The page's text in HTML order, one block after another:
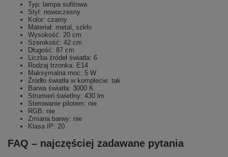
Typ: lampa sufitowa
Styl: nowoczesny
Kolor: czarny
Materiał: metal, szkło
Wysokość: 20 cm
Szerokość: 42 cm
Długość: 87 cm
Liczba źródeł światła: 6
Rodzaj trzonka: E14
Maksymalna moc: 5 W
Źródło światła w komplecie: tak
Barwa światła: 3000 K
Strumień świetlny: 430 lm
Sterowanie pilotem: nie
RGB: nie
Zmiana barwy: nie
Klasa IP: 20
FAQ – najczęściej zadawane pytania